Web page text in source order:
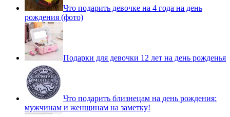
Что подарить девочке на 4 года на день
рождения (фото)
Подарки для девочки 12 лет на день рожденья
Что подарить близнецам на день рождения:
мужчинам и женщинам на заметку!